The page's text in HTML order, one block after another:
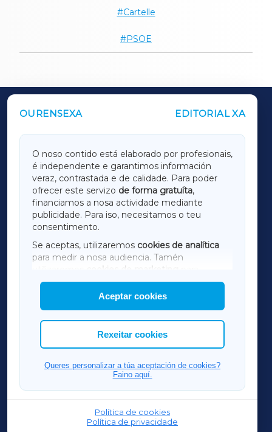
Cartelle
PSOE
OURENSEXA EDITORIAL XA
O noso contido está elaborado por profesionais,
é independente e garantimos información
veraz, contrastada e de calidade. Para poder
ofrecer este servizo de forma gratuíta,
financiamos a nosa actividade mediante
publicidade. Para iso, necesitamos o teu
consentimento.
Se aceptas, utilizaremos cookies de analítica
para medir a nosa audiencia. Tamén
utilizaremos
cookies de marketing
mostrar publicidade de terceiros.
Así mesmo, podes personalizar a elección das
cookies que desexas permitir.
Aceptar cookies
Rexeitar cookies
Queres personalizar a túa aceptación de cookies?
Faino aquí.
Política de cookies
Política de privacidade
OUTROS PERIÓDICOS
LUGOXA
TERRACHAXA
AMARIÑAXA
RIBEIRASACRAXA
ACORUÑAXA
FERROLXA
OURENSEXA